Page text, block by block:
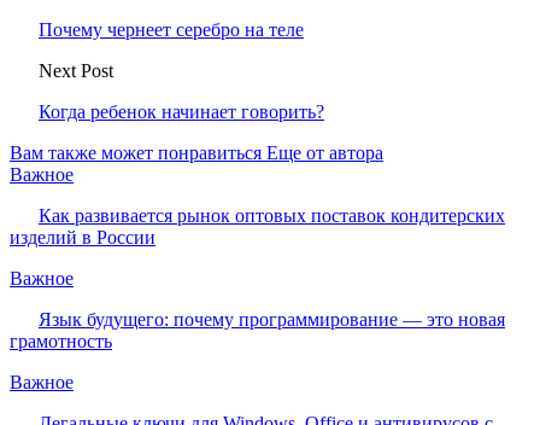
Почему чернеет серебро на теле
Next Post
Когда ребенок начинает говорить?
Вам также может понравиться Еще от автора
Важное
Как развивается рынок оптовых поставок кондитерских
изделий в России
Важное
Язык будущего: почему программирование — это новая
грамотность
Важное